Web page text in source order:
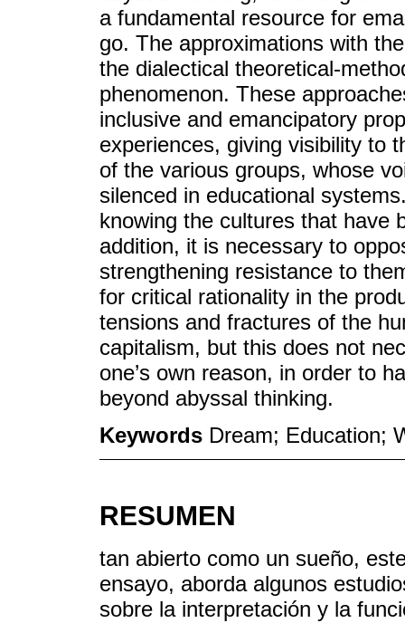
a fundamental resource for
go. The approximations with
the dialectical theoretical-
phenomenon. These
inclusive and emancipatory
experiences, giving visibility to
of the various groups, whose
silenced in educational
knowing the cultures that have
addition, it is necessary to
strengthening resistance to
for critical rationality in the
tensions and fractures of the
capitalism, but this does not
one’s own reason, in order to
beyond abyssal thinking.
Keywords Dream; Education;
RESUMEN
tan abierto como un sueño,
ensayo, aborda algunos
sobre la interpretación y la